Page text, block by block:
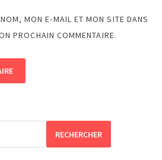
MON E-MAIL ET MON SITE DANS
PROCHAIN COMMENTAIRE.
RECHERCHER